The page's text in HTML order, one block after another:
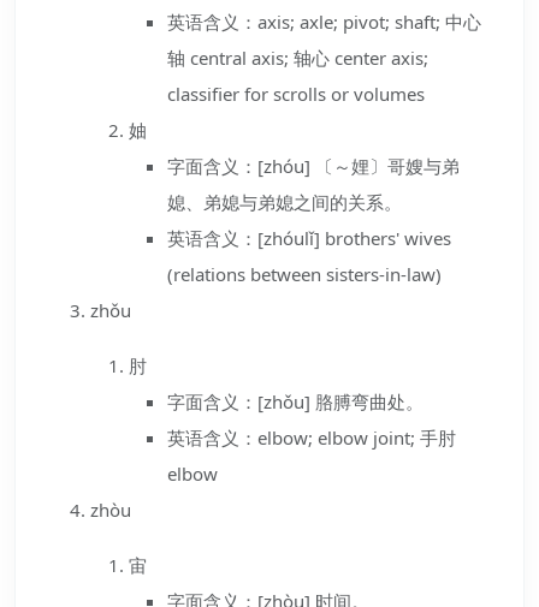
英语含义：axis; axle; pivot; shaft; 中心
轴 central axis; 轴心 center axis;
classifier for scrolls or volumes
妯
字面含义：[zhóu] 〔～娌〕哥嫂与弟
媳、弟媳与弟媳之间的关系。
英语含义：[zhóulǐ] brothers' wives
(relations between sisters-in-law)
zhǒu
肘
字面含义：[zhǒu] 胳膊弯曲处。
英语含义：elbow; elbow joint; 手肘
elbow
zhòu
宙
字面含义：[zhòu] 时间。